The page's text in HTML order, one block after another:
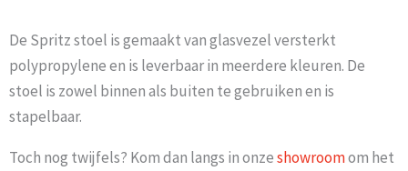
De Spritz stoel is gemaakt van glasvezel versterkt
polypropylene en is leverbaar in meerdere kleuren. De
stoel is zowel binnen als buiten te gebruiken en is
stapelbaar.
Toch nog twijfels? Kom dan langs in onzeshowroomom het